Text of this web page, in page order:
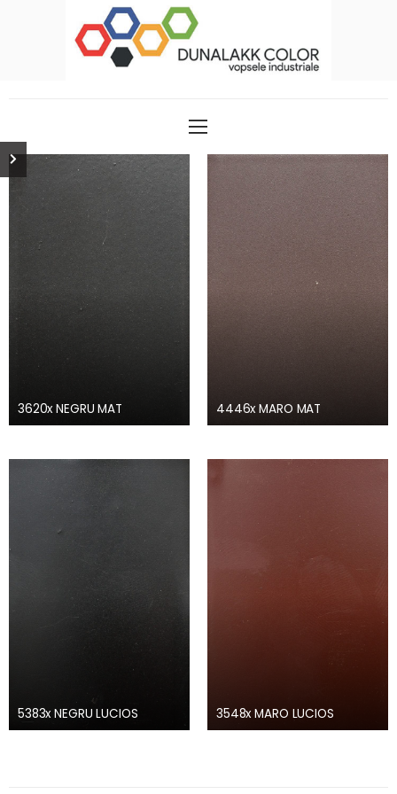
3620x NEGRU MAT 4446x MARO MAT
5383x NEGRU LUCIOS 3548x MARO LUCIOS